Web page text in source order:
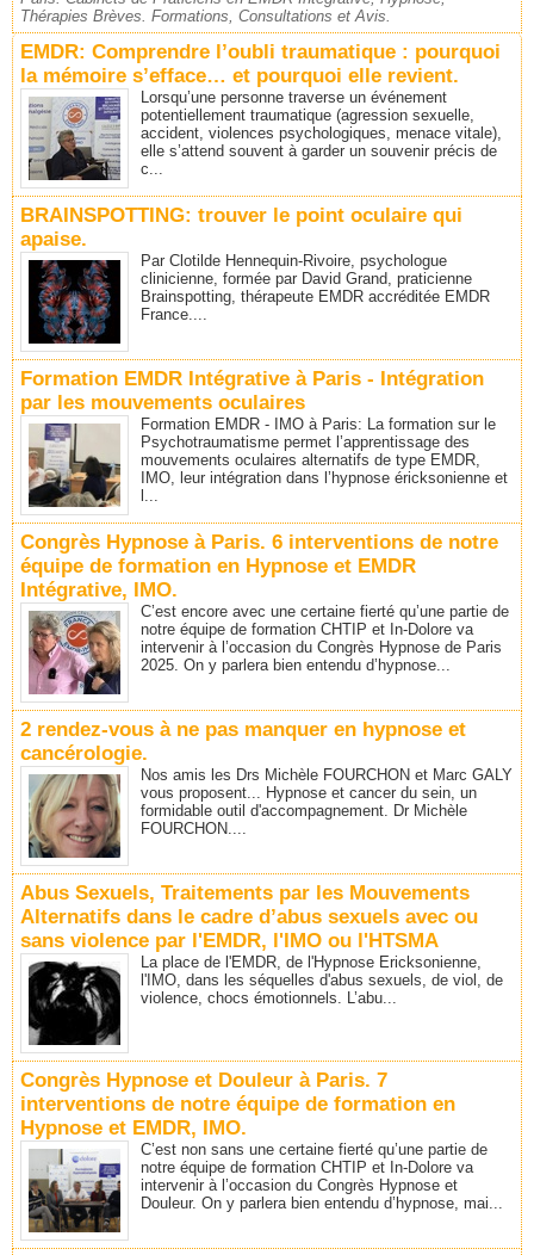
Thérapies Brèves. Formations, Consultations et Avis.
EMDR: Comprendre l’oubli traumatique : pourquoi
la mémoire s’efface… et pourquoi elle revient.
Lorsqu’une personne traverse un événement
potentiellement traumatique (agression sexuelle,
accident, violences psychologiques, menace vitale),
elle s’attend souvent à garder un souvenir précis de
c...
BRAINSPOTTING: trouver le point oculaire qui
apaise.
Par Clotilde Hennequin-Rivoire, psychologue
clinicienne, formée par David Grand, praticienne
Brainspotting, thérapeute EMDR accréditée EMDR
France....
Formation EMDR Intégrative à Paris - Intégration
par les mouvements oculaires
Formation EMDR - IMO à Paris: La formation sur le
Psychotraumatisme permet l’apprentissage des
mouvements oculaires alternatifs de type EMDR,
IMO, leur intégration dans l’hypnose éricksonienne et
l...
Congrès Hypnose à Paris. 6 interventions de notre
équipe de formation en Hypnose et EMDR
Intégrative, IMO.
C’est encore avec une certaine fierté qu’une partie de
notre équipe de formation CHTIP et In-Dolore va
intervenir à l’occasion du Congrès Hypnose de Paris
2025. On y parlera bien entendu d’hypnose...
2 rendez-vous à ne pas manquer en hypnose et
cancérologie.
Nos amis les Drs Michèle FOURCHON et Marc GALY
vous proposent... Hypnose et cancer du sein, un
formidable outil d'accompagnement. Dr Michèle
FOURCHON....
Abus Sexuels, Traitements par les Mouvements
Alternatifs dans le cadre d’abus sexuels avec ou
sans violence par l'EMDR, l'IMO ou l'HTSMA
La place de l'EMDR, de l'Hypnose Ericksonienne,
l'IMO, dans les séquelles d'abus sexuels, de viol, de
violence, chocs émotionnels. L’abu...
Congrès Hypnose et Douleur à Paris. 7
interventions de notre équipe de formation en
Hypnose et EMDR, IMO.
C’est non sans une certaine fierté qu’une partie de
notre équipe de formation CHTIP et In-Dolore va
intervenir à l’occasion du Congrès Hypnose et
Douleur. On y parlera bien entendu d’hypnose, mai...